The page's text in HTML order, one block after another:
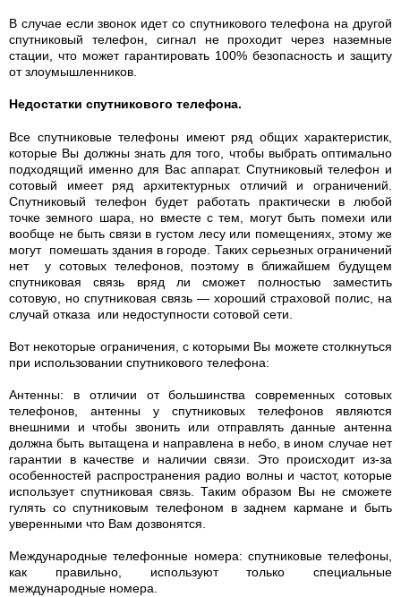
В случае если звонок идет со спутникового телефона на другой
спутниковый телефон, сигнал не проходит через наземные
стации, что может гарантировать 100% безопасность и защиту
от злоумышленников.
Недостатки спутникового телефона.
Все спутниковые телефоны имеют ряд общих характеристик,
которые Вы должны знать для того, чтобы выбрать оптимально
подходящий именно для Вас аппарат. Спутниковый телефон и
сотовый имеет ряд архитектурных отличий и ограничений.
Спутниковый телефон будет работать практически в любой
точке земного шара, но вместе с тем, могут быть помехи или
вообще не быть связи в густом лесу или помещениях, этому же
могут помешать здания в городе. Таких серьезных ограничений
нет у сотовых телефонов, поэтому в ближайшем будущем
спутниковая связь вряд ли сможет полностью заместить
сотовую, но спутниковая связь — хороший страховой полис, на
случай отказа или недоступности сотовой сети.
Вот некоторые ограничения, с которыми Вы можете столкнуться
при использовании спутникового телефона:
Антенны: в отличии от большинства современных сотовых
телефонов, антенны у спутниковых телефонов являются
внешними и чтобы звонить или отправлять данные антенна
должна быть вытащена и направлена в небо, в ином случае нет
гарантии в качестве и наличии связи. Это происходит из-за
особенностей распространения радио волны и частот, которые
использует спутниковая связь. Таким образом Вы не сможете
гулять со спутниковым телефоном в заднем кармане и быть
уверенными что Вам дозвонятся.
Международные телефонные номера: спутниковые телефоны,
как правильно, используют только специальные
международные номера.